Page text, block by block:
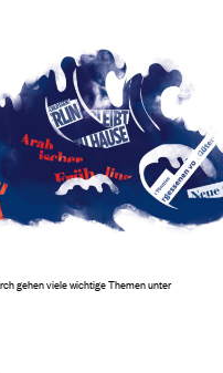
gehen viele wichtige Themen unter